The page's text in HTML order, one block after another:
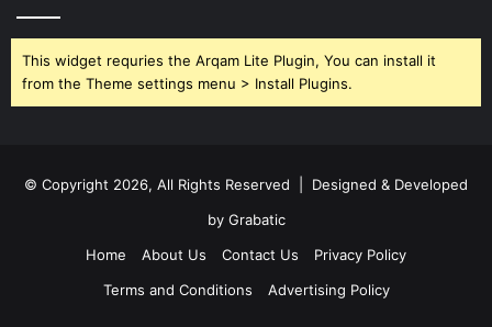
This widget requries the Arqam Lite Plugin, You can install it
from the Theme settings menu > Install Plugins.
© Copyright 2026, All Rights Reserved | Designed & Developed
by Grabatic
Home
About Us Contact Us
Privacy Policy
Terms and Conditions
Advertising Policy